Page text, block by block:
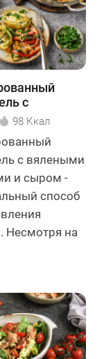
с
томатами
98 Ккал
с вялеными
и сыром -
способ
Несмотря на